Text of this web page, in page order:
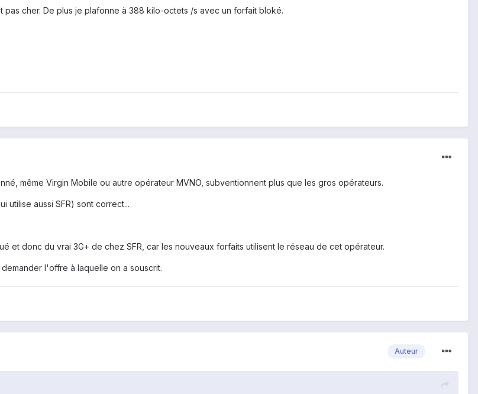
pas cher. De plus je plafonne à 388 kilo-octets /s avec un forfait bloké.
même Virgin Mobile ou autre opérateur MVNO, subventionnent plus que les gros opérateurs.
utilise aussi SFR) sont correct...
et donc du vrai 3G+ de chez SFR, car les nouveaux forfaits utilisent le réseau de cet opérateur.
l'offre à laquelle on a souscrit.
Auteur